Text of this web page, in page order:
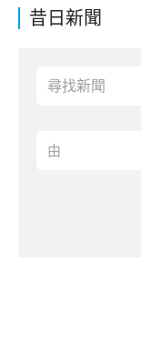
昔日新聞